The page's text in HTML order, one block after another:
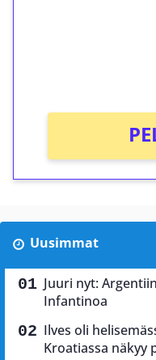
Uusimmat
Juuri nyt:
Infantinoa
Ilves oli
Kroatiassa näkyy